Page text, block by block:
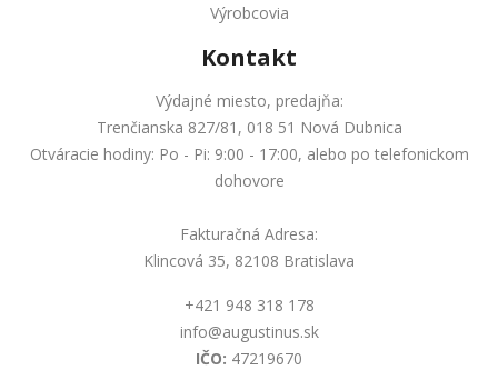
Výrobcovia
Kontakt
Výdajné miesto, predajňa:
Trenčianska 827/81, 018 51 Nová Dubnica
Otváracie hodiny: Po - Pi: 9:00 - 17:00, alebo po telefonickom
dohovore
Fakturačná Adresa:
Klincová 35, 82108 Bratislava
+421 948 318 178
info@augustinus.sk
IČO: 47219670